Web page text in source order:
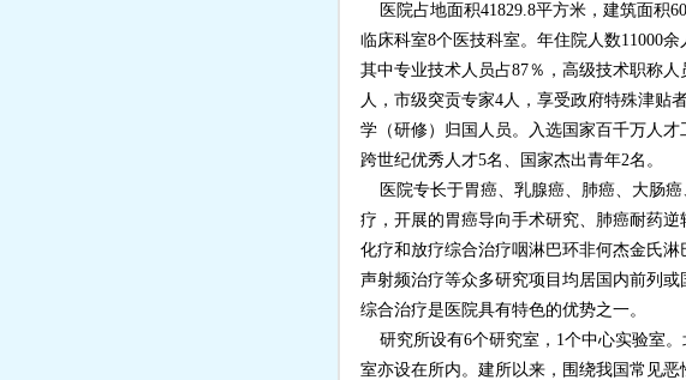
医院占地面积41829.8平方米，建筑面积
临床科室8个医技科室。年住院人数11000
其中专业技术人员占87％，高级技术职称
人，市级突贡专家4人，享受政府特殊津贴
学（研修）归国人员。入选国家百千万人
跨世纪优秀人才5名、国家杰出青年2名。
医院专长于胃癌、乳腺癌、肺癌、大肠
疗，开展的胃癌导向手术研究、肺癌耐药逆
化疗和放疗综合治疗咽淋巴环非何杰金氏
声射频治疗等众多研究项目均居国内前列
综合治疗是医院具有特色的优势之一。
研究所设有6个研究室，1个中心实验室
室亦设在所内。建所以来，围绕我国常见